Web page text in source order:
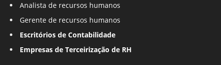
Analista de recursos humanos
Gerente de recursos humanos
Escritórios de Contabilidade
Empresas de Terceirização de RH